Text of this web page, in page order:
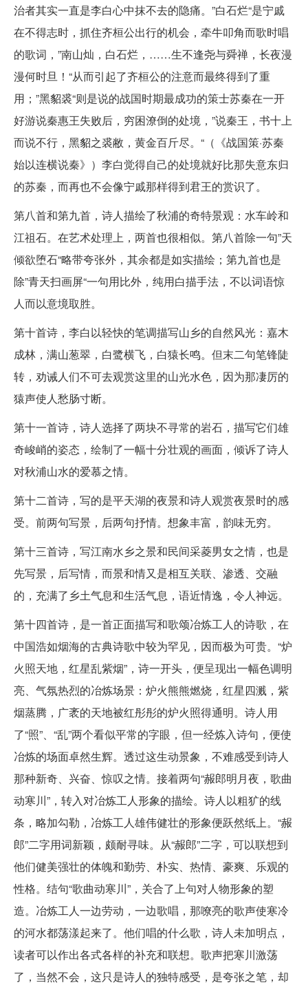
治者其实一直是李白心中抹不去的隐痛。”白石烂“是宁戚
在不得志时，抓住齐桓公出行的机会，牵牛叩角而歌时唱
的歌词，”南山灿，白石烂，……生不逢尧与舜禅，长夜漫
漫何时旦！“从而引起了齐桓公的注意而最终得到了重
用；”黑貂裘“则是说的战国时期最成功的策士苏秦在一开
好游说秦惠王失败后，穷困潦倒的处境，”说秦王，书十上
而说不行，黑貂之裘敝，黄金百斤尽。“（《战国策·苏秦
始以连横说秦》）李白觉得自己的处境就好比那失意东归
的苏秦，而再也不会像宁戚那样得到君王的赏识了。
第八首和第九首，诗人描绘了秋浦的奇特景观：水车岭和
江祖石。在艺术处理上，两首也很相似。第八首除一句”天
倾欲堕石“略带夸张外，其余都是如实描绘；第九首也是
除”青天扫画屏“一句用比外，纯用白描手法，不以词语惊
人而以意境取胜。
第十首诗，李白以轻快的笔调描写山乡的自然风光：嘉木
成林，满山葱翠，白鹭横飞，白猿长鸣。但末二句笔锋陡
转，劝诫人们不可去观赏这里的山光水色，因为那凄厉的
猿声使人愁肠寸断。
第十一首诗，诗人选择了两块不寻常的岩石，描写它们雄
奇峻峭的姿态，绘制了一幅十分壮观的画面，倾诉了诗人
对秋浦山水的爱慕之情。
第十二首诗，写的是平天湖的夜景和诗人观赏夜景时的感
受。前两句写景，后两句抒情。想象丰富，韵味无穷。
第十三首诗，写江南水乡之景和民间采菱男女之情，也是
先写景，后写情，而景和情又是相互关联、渗透、交融
的，充满了乡土气息和生活气息，语近情逸，令人神远。
第十四首诗，是一首正面描写和歌颂冶炼工人的诗歌，在
中国浩如烟海的古典诗歌中较为罕见，因而极为可贵。“炉
火照天地，红星乱紫烟”，诗一开头，便呈现出一幅色调明
亮、气氛热烈的冶炼场景：炉火熊熊燃烧，红星四溅，紫
烟蒸腾，广袤的天地被红彤彤的炉火照得通明。诗人用
了“照”、“乱”两个看似平常的字眼，但一经炼入诗句，便使
冶炼的场面卓然生辉。透过这生动景象，不难感受到诗人
那种新奇、兴奋、惊叹之情。接着两句“赧郎明月夜，歌曲
动寒川”，转入对冶炼工人形象的描绘。诗人以粗犷的线
条，略加勾勒，冶炼工人雄伟健壮的形象便跃然纸上。“赧
郎”二字用词新颖，颇耐寻味。从“赧郎”二字，可以联想到
他们健美强壮的体魄和勤劳、朴实、热情、豪爽、乐观的
性格。结句“歌曲动寒川”，关合了上句对人物形象的塑
造。冶炼工人一边劳动，一边歌唱，那嘹亮的歌声使寒冷
的河水都荡漾起来了。他们唱的什么歌，诗人未加明点，
读者可以作出各式各样的补充和联想。歌声把寒川激荡
了，当然不会，这只是诗人的独特感受，是夸张之笔，却